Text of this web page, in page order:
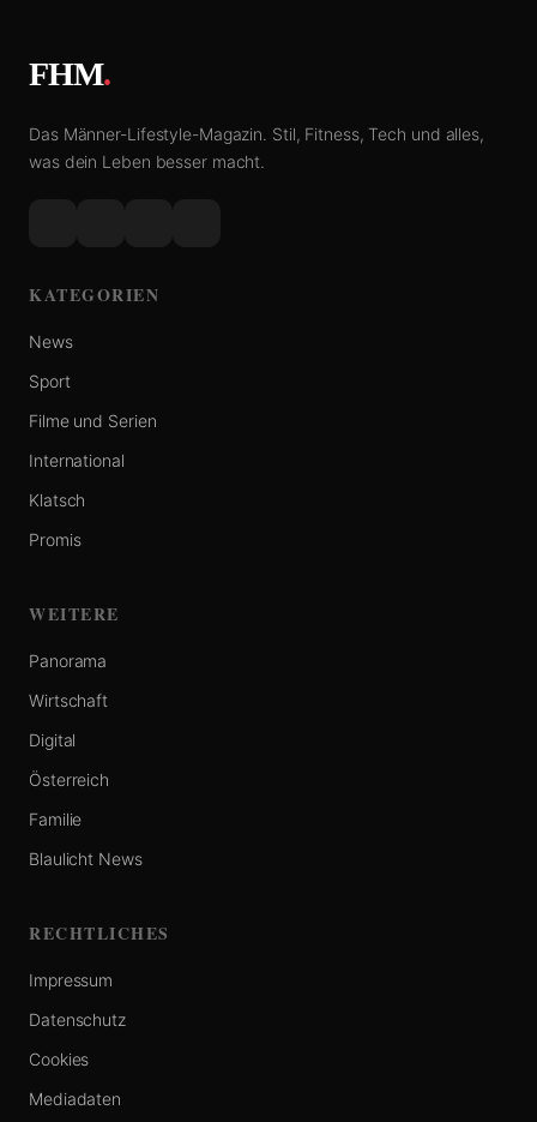
FHM.
Das Männer-Lifestyle-Magazin. Stil, Fitness, Tech und alles,
was dein Leben besser macht.
KATEGORIEN
News
Sport
Filme und Serien
International
Klatsch
Promis
WEITERE
Panorama
Wirtschaft
Digital
Österreich
Familie
Blaulicht News
RECHTLICHES
Impressum
Datenschutz
Cookies
Mediadaten